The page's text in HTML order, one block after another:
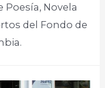
Novela
del Fondo de